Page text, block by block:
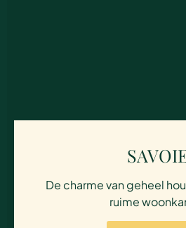
De charme van geheel
ruime